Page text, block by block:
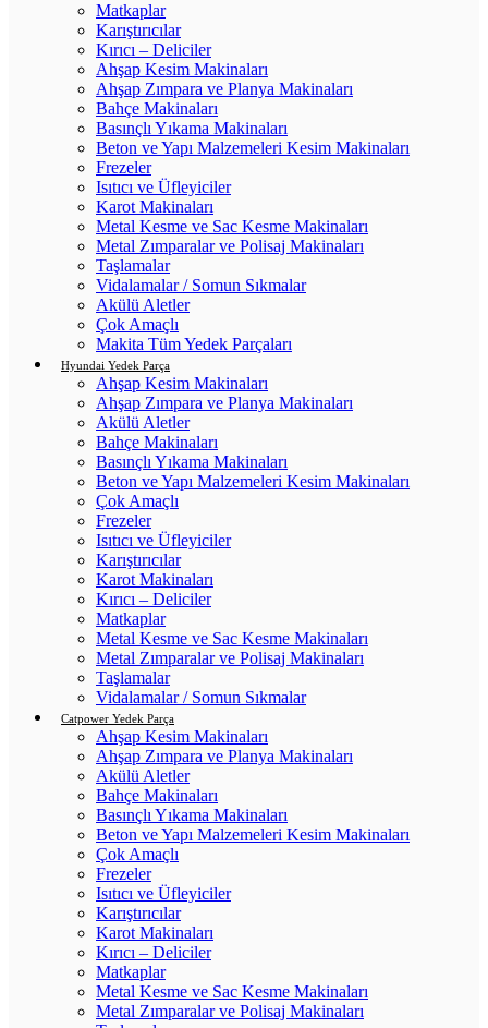
Matkaplar
Karıştırıcılar
Kırıcı – Deliciler
Ahşap Kesim Makinaları
Ahşap Zımpara ve Planya Makinaları
Bahçe Makinaları
Basınçlı Yıkama Makinaları
Beton ve Yapı Malzemeleri Kesim Makinaları
Frezeler
Isıtıcı ve Üfleyiciler
Karot Makinaları
Metal Kesme ve Sac Kesme Makinaları
Metal Zımparalar ve Polisaj Makinaları
Taşlamalar
Vidalamalar / Somun Sıkmalar
Akülü Aletler
Çok Amaçlı
Makita Tüm Yedek Parçaları
Hyundai Yedek Parça
Ahşap Kesim Makinaları
Ahşap Zımpara ve Planya Makinaları
Akülü Aletler
Bahçe Makinaları
Basınçlı Yıkama Makinaları
Beton ve Yapı Malzemeleri Kesim Makinaları
Çok Amaçlı
Frezeler
Isıtıcı ve Üfleyiciler
Karıştırıcılar
Karot Makinaları
Kırıcı – Deliciler
Matkaplar
Metal Kesme ve Sac Kesme Makinaları
Metal Zımparalar ve Polisaj Makinaları
Taşlamalar
Vidalamalar / Somun Sıkmalar
Catpower Yedek Parça
Ahşap Kesim Makinaları
Ahşap Zımpara ve Planya Makinaları
Akülü Aletler
Bahçe Makinaları
Basınçlı Yıkama Makinaları
Beton ve Yapı Malzemeleri Kesim Makinaları
Çok Amaçlı
Frezeler
Isıtıcı ve Üfleyiciler
Karıştırıcılar
Karot Makinaları
Kırıcı – Deliciler
Matkaplar
Metal Kesme ve Sac Kesme Makinaları
Metal Zımparalar ve Polisaj Makinaları